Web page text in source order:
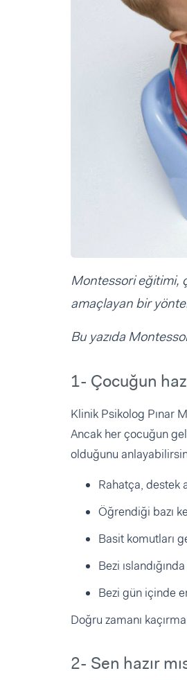
Montessori eğitimi,
amaçlayan bir
Bu yazıda
1- Çocuğun
Klinik Psikolog Pınar
Ancak her çocuğun
olduğunu
Rahatça, destek
Öğrendiği bazı
Basit komutları
Bezi
Bezi gün içinde
Doğru zamanı
2- Sen hazır